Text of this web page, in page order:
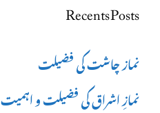
Recents Posts
نماز چاشت کی فضیلت
نمازِ اشراق کی فضیلت و اہمیت